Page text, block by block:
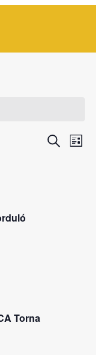
Events
Search
List
Torna